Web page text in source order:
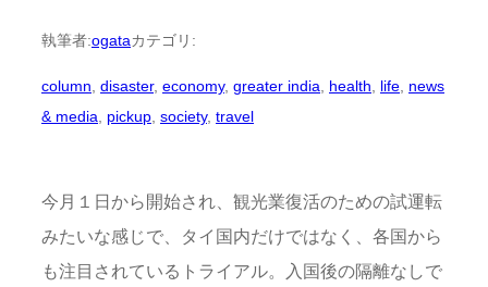
執筆者:ogataカテゴリ:
column disaster, economy, greater india health life news
& media
pickup society, travel
今月１日から開始され、観光業復活のための試運転
みたいな感じで、タイ国内だけではなく、各国から
も注目されているトライアル。入国後の隔離なしで